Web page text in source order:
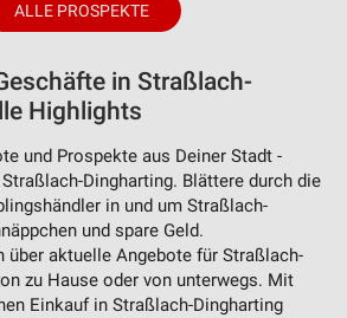
ALLE PROSPEKTE
in Straßlach-
Highlights
und Prospekte aus Deiner Stadt -
Dingharting. Blättere durch die
in und um Straßlach-
und spare Geld.
aktuelle Angebote für Straßlach-
zu Hause oder von unterwegs. Mit
Einkauf in Straßlach-Dingharting